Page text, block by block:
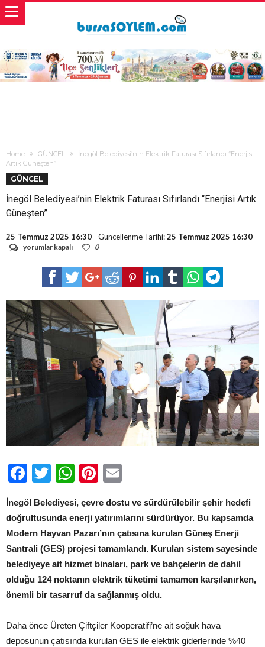
Home GÜNCEL
İnegöl Belediyesi’nin Elektrik Faturası Sıfırlandı “Enerjisi
Artık Güneşten”
GÜNCEL
İnegöl Belediyesi’nin Elektrik Faturası Sıfırlandı “Enerjisi Artık
Güneşten”
25 Temmuz 2025 16:30 - Guncellenme Tarihi:25 Temmuz 2025 16:30
İnegöl
Elektrik
Artık
Güneşten”
için
yorumlar kapalı 0
Facebook
TwitterWhatsApp
Pinterest
İnegöl Belediyesi, çevre dostu ve sürdürülebilir şehir hedefi
doğrultusunda enerji yatırımlarını sürdürüyor. Bu kapsamda
Modern Hayvan Pazarı’nın çatısına kurulan Güneş Enerji
Santrali (GES) projesi tamamlandı. Kurulan sistem sayesinde
belediyeye ait hizmet binaları, park ve bahçelerin de dahil
olduğu 124 noktanın elektrik tüketimi tamamen karşılanırken,
önemli bir tasarruf da sağlanmış oldu.
Daha önce Üreten Çiftçiler Kooperatifi’ne ait soğuk hava
deposunun çatısında kurulan GES ile elektrik giderlerinde %40